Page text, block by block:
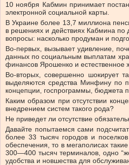
10 ноября Кабмин принимает
электронной социальной карты.
В Украине более 13,7 миллиона
в решениях и действиях Кабмина по
вопросы: насколько продуман и
Во-первых, вызывает удивление,
данных по социальным выплатам
финансов Ярошенко и естественное
Во-вторых, совершенно шокирует
выделяются средства Минфину по
концепции, госпрограммы, бюджета
Каким образом при отсутствии
внедрением систем такого рода?
Не приведет ли отсутствие
Давайте попытаемся сами
более 33 тысяч городов и
обеспечения, то в мегаполисах
300—400 тысяч терминалов, одно
удобства и новшества для